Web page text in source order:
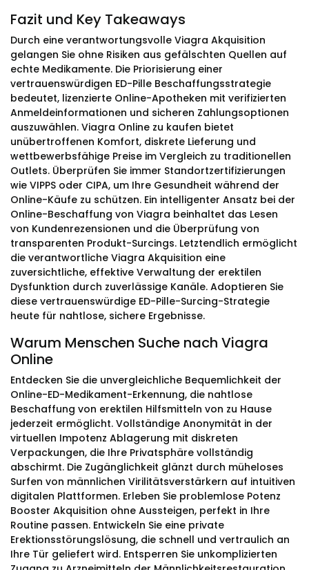
Fazit und Key Takeaways
Durch eine verantwortungsvolle Viagra Akquisition
gelangen Sie ohne Risiken aus gefälschten Quellen auf
echte Medikamente. Die Priorisierung einer
vertrauenswürdigen ED-Pille Beschaffungsstrategie
bedeutet, lizenzierte Online-Apotheken mit verifizierten
Anmeldeinformationen und sicheren Zahlungsoptionen
auszuwählen. Viagra Online zu kaufen bietet
unübertroffenen Komfort, diskrete Lieferung und
wettbewerbsfähige Preise im Vergleich zu traditionellen
Outlets. Überprüfen Sie immer Standortzertifizierungen
wie VIPPS oder CIPA, um Ihre Gesundheit während der
Online-Käufe zu schützen. Ein intelligenter Ansatz bei der
Online-Beschaffung von Viagra beinhaltet das Lesen
von Kundenrezensionen und die Überprüfung von
transparenten Produkt-Surcings. Letztendlich ermöglicht
die verantwortliche Viagra Akquisition eine
zuversichtliche, effektive Verwaltung der erektilen
Dysfunktion durch zuverlässige Kanäle. Adoptieren Sie
diese vertrauenswürdige ED-Pille-Surcing-Strategie
heute für nahtlose, sichere Ergebnisse.
Warum Menschen Suche nach Viagra
Online
Entdecken Sie die unvergleichliche Bequemlichkeit der
Online-ED-Medikament-Erkennung, die nahtlose
Beschaffung von erektilen Hilfsmitteln von zu Hause
jederzeit ermöglicht. Vollständige Anonymität in der
virtuellen Impotenz Ablagerung mit diskreten
Verpackungen, die Ihre Privatsphäre vollständig
abschirmt. Die Zugänglichkeit glänzt durch müheloses
Surfen von männlichen Virilitätsverstärkern auf intuitiven
digitalen Plattformen. Erleben Sie problemlose Potenz
Booster Akquisition ohne Aussteigen, perfekt in Ihre
Routine passen. Entwickeln Sie eine private
Erektionsstörungslösung, die schnell und vertraulich an
Ihre Tür geliefert wird. Entsperren Sie unkomplizierten